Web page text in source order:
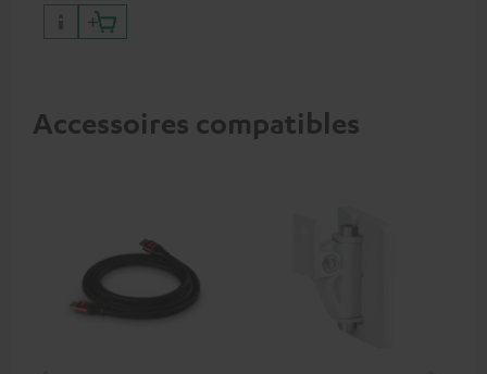
Accessoires compatibles